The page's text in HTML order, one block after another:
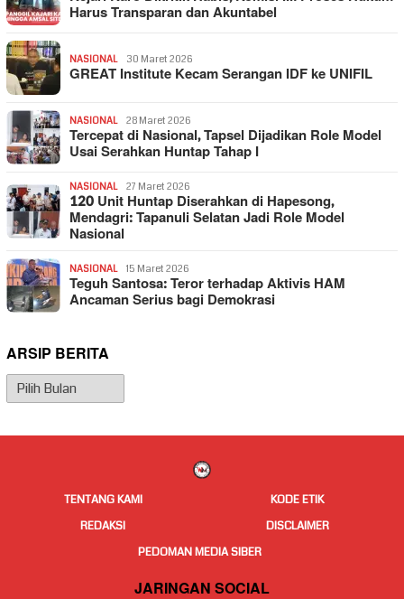
Harus Transparan dan Akuntabel
NASIONAL 30 Maret 2026
GREAT Institute Kecam Serangan IDF ke UNIFIL
NASIONAL 28 Maret 2026
Tercepat di Nasional, Tapsel Dijadikan Role Model
Usai Serahkan Huntap Tahap I
NASIONAL 27 Maret 2026
120 Unit Huntap Diserahkan di Hapesong,
Mendagri: Tapanuli Selatan Jadi Role Model
Nasional
NASIONAL 15 Maret 2026
Teguh Santosa: Teror terhadap Aktivis HAM
Ancaman Serius bagi Demokrasi
ARSIP BERITA
Arsip
Berita
TENTANG KAMI
KODE ETIK
REDAKSI
DISCLAIMER
PEDOMAN MEDIA SIBER
JARINGAN SOCIAL